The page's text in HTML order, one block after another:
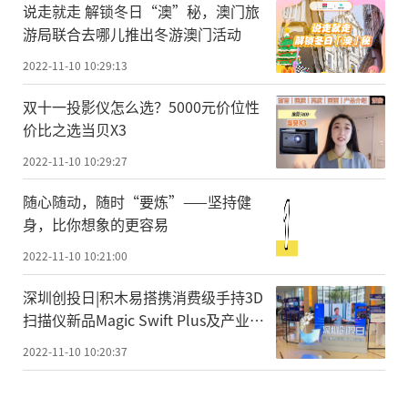
说走就走 解锁冬日“澳”秘，澳门旅
游局联合去哪儿推出冬游澳门活动
2022-11-10 10:29:13
双十一投影仪怎么选？5000元价位性
价比之选当贝X3
2022-11-10 10:29:27
随心随动，随时“要炼”——坚持健
身，比你想象的更容易
2022-11-10 10:21:00
深圳创投日|积木易搭携消费级手持3D
扫描仪新品Magic Swift Plus及产业元
宇宙整体解决方案精彩亮相
2022-11-10 10:20:37